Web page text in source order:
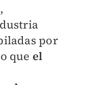
por
que el